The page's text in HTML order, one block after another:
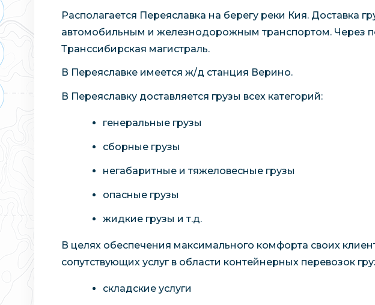
Располагается Переяславка на берегу реки Кия. Доставка
автомобильным и железнодорожным транспортом. Через
Транссибирская магистраль.
В Переяславке имеется ж/д станция Верино.
В Переяславку доставляется грузы всех категорий:
генеральные грузы
сборные грузы
негабаритные и тяжеловесные грузы
опасные грузы
жидкие грузы и т.д.
В целях обеспечения максимального комфорта своих
сопутствующих услуг в области контейнерных перевозок
складские услуги